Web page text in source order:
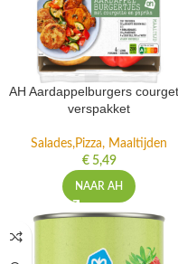
AH Aardappelburgers
verspakket
Salades,Pizza, Maaltijden
€5,49
NAAR AH